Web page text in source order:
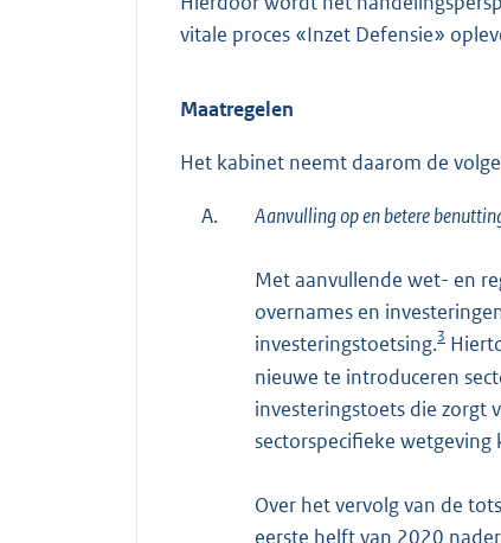
vitale proces «Inzet Defensie»
Maatregelen
Het kabinet neemt daarom de
A. Aanvulling op en betere
Met aanvullende wet- en
overnames en
investeringstoetsing.3
nieuwe te introduceren
investeringstoets die zorgt
sectorspecifieke
Over het vervolg van de
eerste helft van 2020